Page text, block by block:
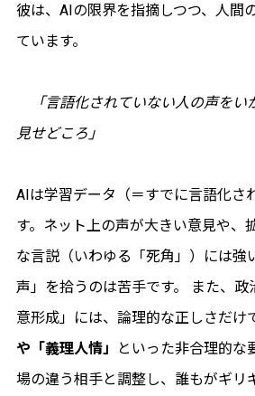
彼は、AIの限界を指摘しつつ、人間
ています。
「言語化されていない人の声を
見せどころ」
AIは学習データ（＝すでに言語化さ
す。ネット上の声が大きい意見や、
な言説（いわゆる「死角」）には強
声」を拾うのは苦手です。 また、
意形成」には、論理的な正しさだけ
や「義理人情」
といった非合理的な
場の違う相手と調整し、誰もがギリ